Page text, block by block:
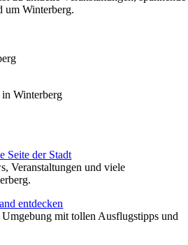
um Winterberg.
in Winterberg
Seite der Stadt
Veranstaltungen und viele
entdecken
mit tollen Ausflugstipps und